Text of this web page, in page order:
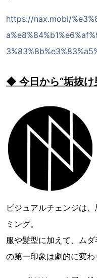
https://nax.mobi/
◆ 今日から“垢抜け
ビジュアルチェンジは
ミング。
服や髪型に加えて、ム
の第一印象は劇的に変わ